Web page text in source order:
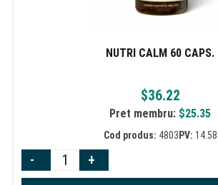
NUTRI CALM 60 CAPS.
$36.22
Pret membru: $25.35
Cod produs: 4803 PV: 14.58
- +